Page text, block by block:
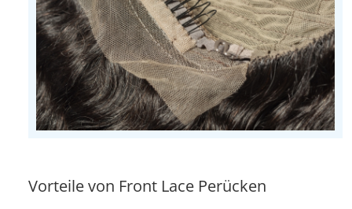
Vorteile von Front Lace Perücken